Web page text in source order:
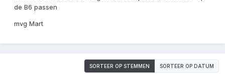
de B6 passen
mvg Mart
SORTEER OP STEMMEN SORTEER OP DATUM